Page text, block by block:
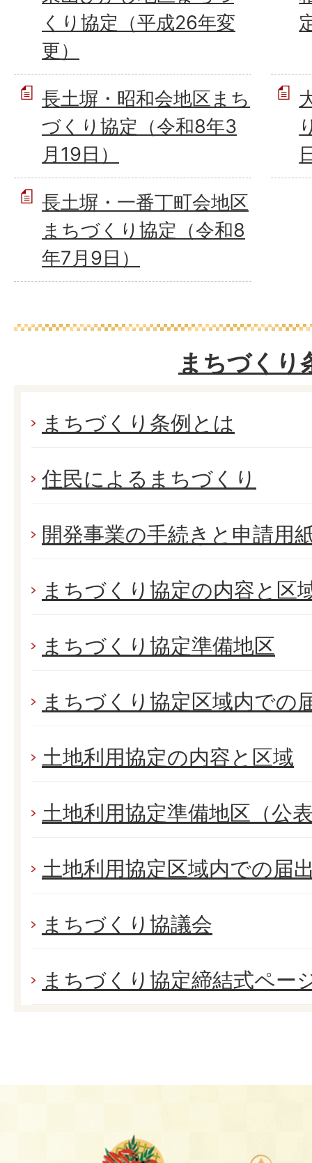
くり協定（平成26年変
更）
長土塀・昭和会地区まち
づくり協定（令和8年3
月19日）
長土塀・一番丁町会地区
まちづくり協定（令和8
年7月9日）
まちづくり
まちづくり条例とは
住民によるまちづくり
開発事業の手続きと申請用
まちづくり協定の内容と区
まちづくり協定準備地区
まちづくり協定区域内での
土地利用協定の内容と区域
土地利用協定準備地区（公
土地利用協定区域内での届
まちづくり協議会
まちづくり協定締結式ペー